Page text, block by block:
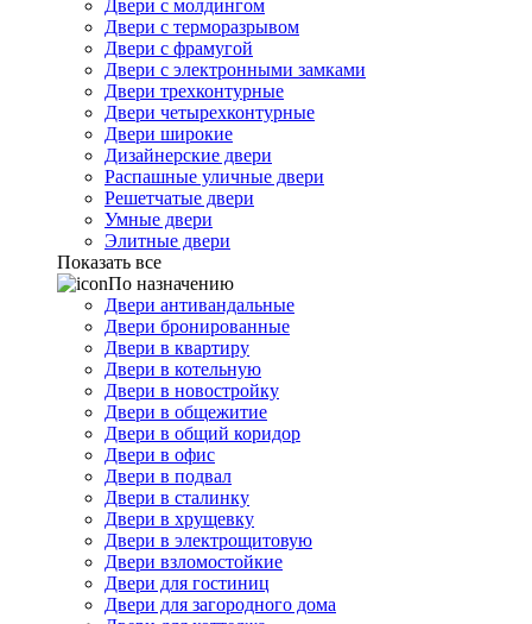
Двери с молдингом
Двери с терморазрывом
Двери с фрамугой
Двери с электронными замками
Двери трехконтурные
Двери четырехконтурные
Двери широкие
Дизайнерские двери
Распашные уличные двери
Решетчатые двери
Умные двери
Элитные двери
Показать все
По назначению
Двери антивандальные
Двери бронированные
Двери в квартиру
Двери в котельную
Двери в новостройку
Двери в общежитие
Двери в общий коридор
Двери в офис
Двери в подвал
Двери в сталинку
Двери в хрущевку
Двери в электрощитовую
Двери взломостойкие
Двери для гостиниц
Двери для загородного дома